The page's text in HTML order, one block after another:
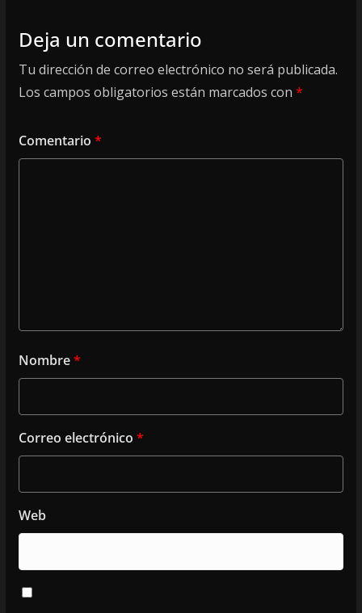
Deja un comentario
Tu dirección de correo electrónico no será publicada.
Los campos obligatorios están marcados con *
Comentario *
Nombre*
Correo electrónico *
Web